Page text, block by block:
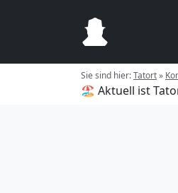
Sie sind hier:Tatort»
🏖️ Aktuell ist